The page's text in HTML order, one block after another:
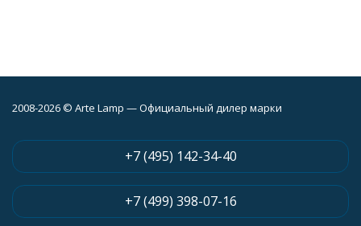
2008-2026 © Arte Lamp — Официальный дилер марки
+7 (495) 142-34-40
+7 (499) 398-07-16